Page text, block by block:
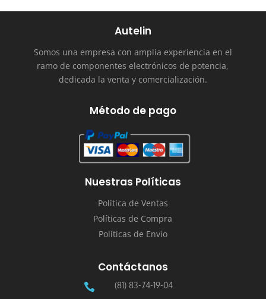
Autelin
Somos una empresa con amplia experiencia en el
ramo de componentes electrónicos de potencia,
dedicada la venta y comercialización.
Método de pago
Nuestras Políticas
Política de Ventas
Políticas de Compra
Políticas de Envío
Contáctanos

(81) 83-74-19-04